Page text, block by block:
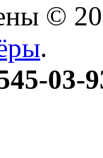
©
.
03-